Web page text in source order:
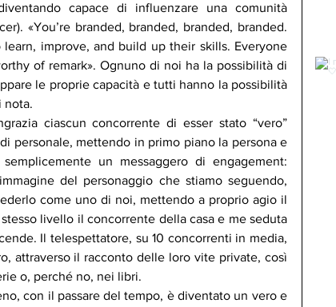
capace di influenzare una comunità
«You’re branded, branded, branded, branded.
learn, improve, and build up their skills. Everyone
of remark». Ognuno di noi ha la possibilità di
le proprie capacità e tutti hanno la possibilità
nota.
ciascun concorrente di esser stato “vero”
personale, mettendo in primo piano la persona e
un messaggero di engagement:
del personaggio che stiamo seguendo,
come uno di noi, mettendo a proprio agio il
livello il concorrente della casa e me seduta
Il telespettatore, su 10 concorrenti in media,
attraverso il racconto delle loro vite private, così
o, perché no, nei libri.
con il passare del tempo, è diventato un vero e